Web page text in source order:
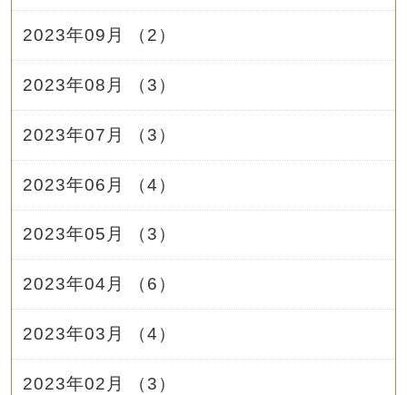
2023年09月 （2）
2023年08月 （3）
2023年07月 （3）
2023年06月 （4）
2023年05月 （3）
2023年04月 （6）
2023年03月 （4）
2023年02月 （3）